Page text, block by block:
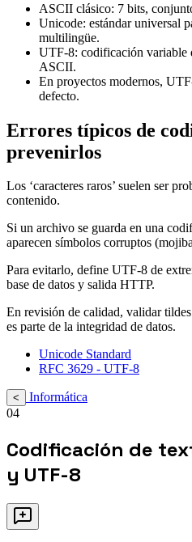
ASCII clásico: 7 bits,
Unicode: estándar universal
multilingüe.
UTF-8: codificación variable
ASCII.
En proyectos modernos,
defecto.
Errores típicos de
prevenirlos
Los ‘caracteres raros’ suelen ser
contenido.
Si un archivo se guarda en una
aparecen símbolos corruptos
Para evitarlo, define UTF-8 de
base de datos y salida HTTP.
En revisión de calidad, validar
es parte de la integridad de datos.
Unicode Standard
RFC 3629 - UTF-8
<
Informática
04
Codificación de
y UTF-8